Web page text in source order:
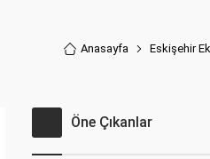
Anasayfa Eskişehir
Öne Çıkanlar